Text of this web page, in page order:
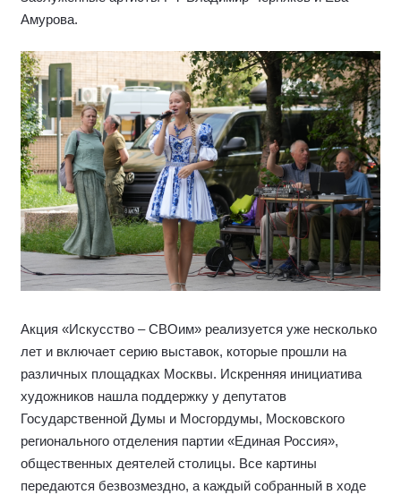
Амурова.
Акция «Искусство – СВОим» реализуется уже несколько
лет и включает серию выставок, которые прошли на
различных площадках Москвы. Искренняя инициатива
художников нашла поддержку у депутатов
Государственной Думы и Мосгордумы, Московского
регионального отделения партии «Единая Россия»,
общественных деятелей столицы. Все картины
передаются безвозмездно, а каждый собранный в ходе